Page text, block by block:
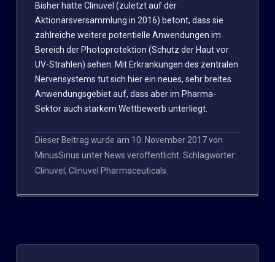
Bisher hatte Clinuvel (zuletzt auf der
Aktionärsversammlung in 2016) betont, dass sie
zahlreiche weitere potentielle Anwendungen im
Bereich der Photoprotektion (Schutz der Haut vor
UV-Strahlen) sehen. Mit Erkrankungen des zentralen
Nervensystems tut sich hier ein neues, sehr breites
Anwendungsgebiet auf, dass aber im Pharma-
Sektor auch starkem Wettbewerb unterliegt.
Dieser Beitrag wurde am 10. November 2017von
MinusSinus unter News veröffentlicht. Schlagwörter:
Clinuvel , Clinuvel Pharmaceuticals